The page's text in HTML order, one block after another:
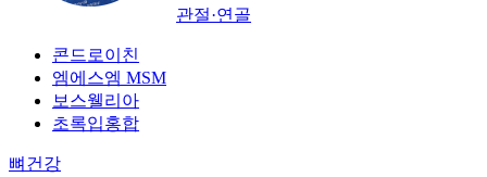
관절·연골
콘드로이친
엠에스엠 MSM
보스웰리아
초록입홍합
뼈건강